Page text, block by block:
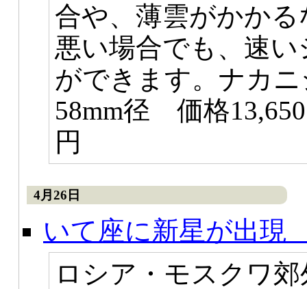
合や、薄雲がかか
悪い場合でも、速
ができます。ナカ
58mm径 価格
円
4月26日
いて座に新星が出
ロシア・モスクワ